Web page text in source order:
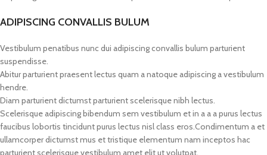
ADIPISCING CONVALLIS BULUM
Vestibulum penatibus nunc dui adipiscing convallis bulum parturient
suspendisse.
Abitur parturient praesent lectus quam a natoque adipiscing a vestibulum
hendre.
Diam parturient dictumst parturient scelerisque nibh lectus.
Scelerisque adipiscing bibendum sem vestibulum et in a a a purus lectus
faucibus lobortis tincidunt purus lectus nisl class eros.Condimentum a et
ullamcorper dictumst mus et tristique elementum nam inceptos hac
parturient scelerisque vestibulum amet elit ut volutpat.